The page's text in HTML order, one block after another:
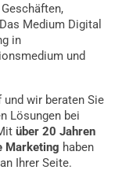
Medium Digital
in
und
und wir beraten Sie
Lösungen bei
über 20 Jahren
Marketing haben
Ihrer Seite.